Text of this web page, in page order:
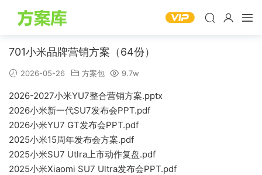
701小米品牌营销方案（64份）
2026-05-26 方案包 9.7w
2026-2027小米YU7整合营销方案.pptx
2026小米新一代SU7发布会PPT.pdf
2026小米YU7 GT发布会PPT.pdf
2025小米15周年发布会方案.pdf
2025小米SU7 Utlra上市动作复盘.pdf
2025小米Xiaomi SU7 Ultra发布会PPT.pdf